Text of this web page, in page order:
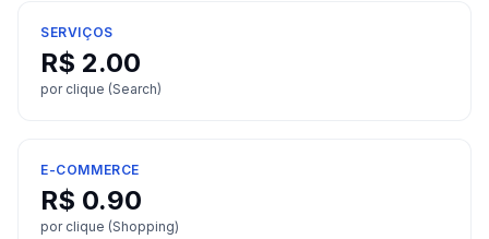
SERVIÇOS
R$ 2.00
por clique (Search)
E-COMMERCE
R$ 0.90
por clique (Shopping)